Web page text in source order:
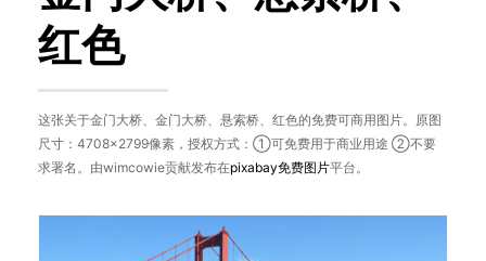
红色
这张关于金门大桥、金门大桥、悬索桥、红色的免费可商用图片。原图
尺寸：4708×2799像素，授权方式：①可免费用于商业用途 ②不要
求署名。由wimcowie贡献发布在pixabay免费图片平台。